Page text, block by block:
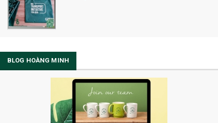
BLOG HOÀNG MINH